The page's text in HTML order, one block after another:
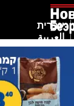
עברית
العربية